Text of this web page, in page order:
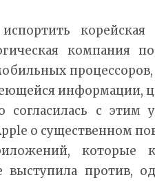
корейская
компания
информации,
с этим
о существенном
которые
выступила против,